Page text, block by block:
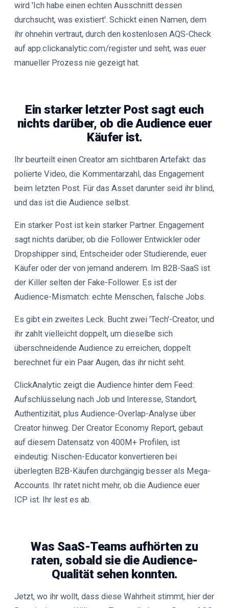
wird 'Ich habe einen echten Ausschnitt dessen
durchsucht, was existiert'. Schickt einen Namen, dem
ihr ohnehin vertraut, durch den kostenlosen AQS-Check
auf app.clickanalytic.com/register und seht, was euer
manueller Prozess nie gezeigt hat.
Ein starker letzter Post sagt euch
nichts darüber, ob die Audience euer
Käufer ist.
Ihr beurteilt einen Creator am sichtbaren Artefakt: das
polierte Video, die Kommentarzahl, das Engagement
beim letzten Post. Für das Asset darunter seid ihr blind,
und das ist die Audience selbst.
Ein starker Post ist kein starker Partner. Engagement
sagt nichts darüber, ob die Follower Entwickler oder
Dropshipper sind, Entscheider oder Studierende, euer
Käufer oder der von jemand anderem. Im B2B-SaaS ist
der Killer selten der Fake-Follower. Es ist der
Audience-Mismatch: echte Menschen, falsche Jobs.
Es gibt ein zweites Leck. Bucht zwei 'Tech'-Creator, und
ihr zahlt vielleicht doppelt, um dieselbe sich
überschneidende Audience zu erreichen, doppelt
berechnet für ein Paar Augen, das ihr nicht seht.
ClickAnalytic zeigt die Audience hinter dem Feed:
Aufschlüsselung nach Job und Interesse, Standort,
Authentizität, plus Audience-Overlap-Analyse über
Creator hinweg. Der Creator Economy Report, gebaut
auf diesem Datensatz von 400M+ Profilen, ist
eindeutig: Nischen-Educator konvertieren bei
überlegten B2B-Käufen durchgängig besser als Mega-
Accounts. Ihr ratet nicht mehr, ob die Audience euer
ICP ist. Ihr lest es ab.
Was SaaS-Teams aufhörten zu
raten, sobald sie die Audience-
Qualität sehen konnten.
Jetzt, wo ihr wollt, dass diese Wahrheit stimmt, hier der